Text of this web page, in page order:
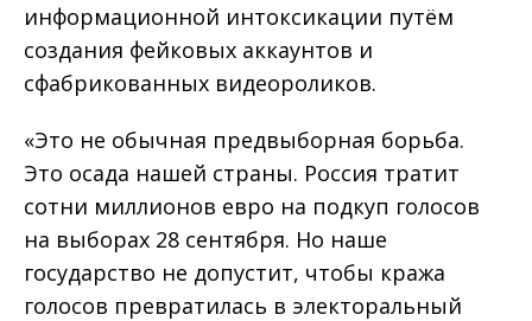
информационной интоксикации путём
создания фейковых аккаунтов и
сфабрикованных видеороликов.
«Это не обычная предвыборная борьба.
Это осада нашей страны. Россия тратит
сотни миллионов евро на подкуп голосов
на выборах 28 сентября. Но наше
государство не допустит, чтобы кража
голосов превратилась в электоральный